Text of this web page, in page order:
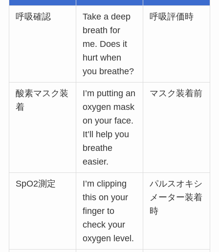
呼吸確認
Take a deep
breath for
me. Does it
hurt when
you breathe?
呼吸評価時
酸素マスク装
着
I’m putting an
oxygen mask
on your face.
It’ll help you
breathe
easier.
マスク装着前
SpO2測定
I’m clipping
this on your
finger to
check your
oxygen level.
パルスオキシ
メーター装着
時